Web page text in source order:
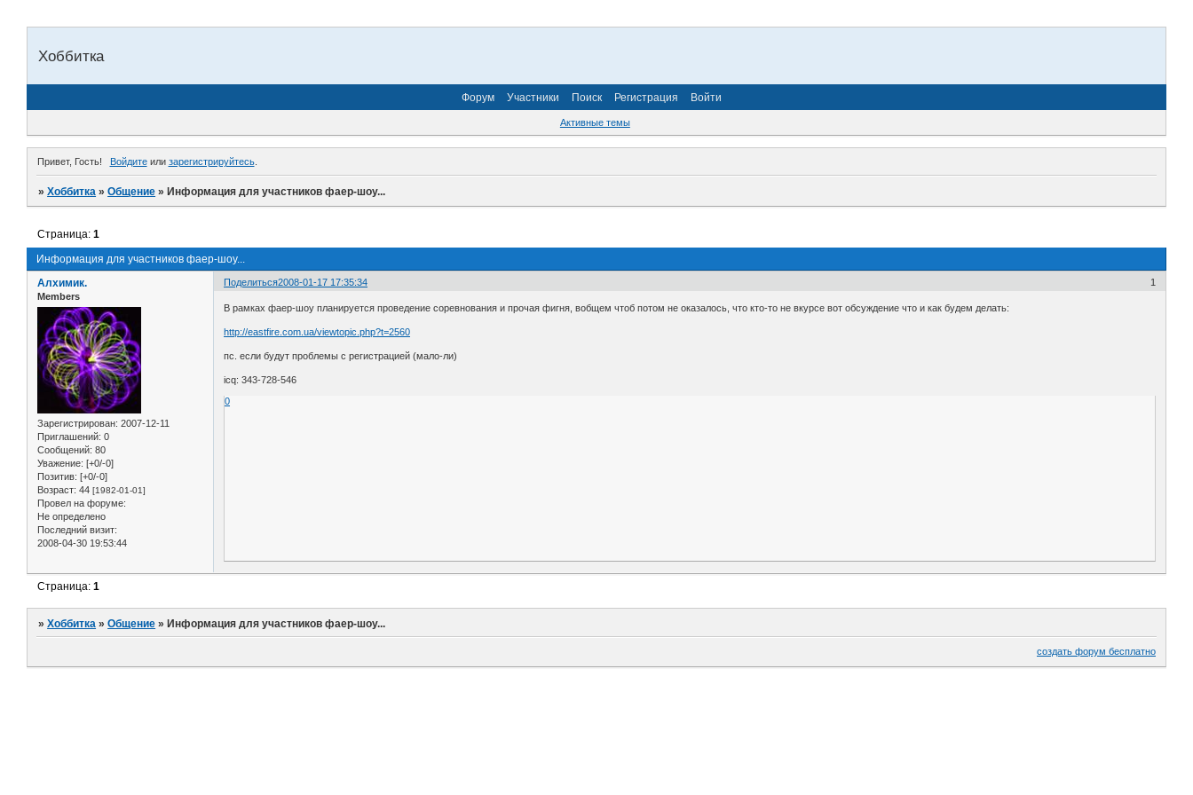
Хоббитка
Форум Участники Поиск Регистрация Войти
Активные темы
Привет, Гость! Войдитеили зарегистрируйтесь.
»Хоббитка »Общение »Информация для участников фаер-шоу...
Информация для участников фаер-шоу...
Страница:1
Поделиться 1
2008-01-17 17:35:34
Алхимик.
Members
Зарегистрирован: 2007-12-11
Приглашений: 0
Сообщений: 80
Уважение: [+0/-0]
Позитив: [+0/-0]
Возраст: 44 [1982-01-01]
Провел на форуме:
Не определено
Последний визит:
2008-04-30 19:53:44
В рамках фаер-шоу планируется проведение соревнования и прочая фигня, вобщем чтоб потом не оказалось, что кто-то не вкурсе вот обсуждение что и как будем делать:
http://eastfire.com.ua/viewtopic.php?t=2560
пс. если будут проблемы с регистрацией (мало-ли)
icq: 343-728-546
0
Страница:1
»Хоббитка »Общение »Информация для участников фаер-шоу...
создать форум бесплатно